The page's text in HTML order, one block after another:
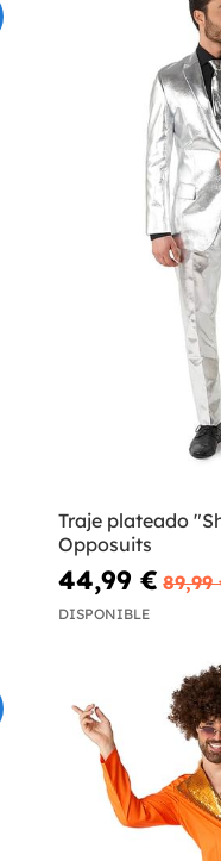
Traje plateado
Opposuits
44,99 € 89,99
DISPONIBLE